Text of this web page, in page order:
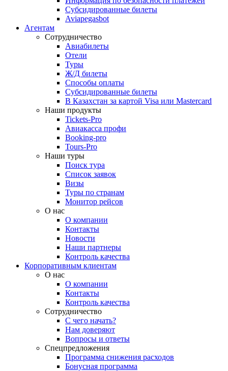
Субсидированные билеты
Aviapegasbot
Агентам
Сотрудничество
Авиабилеты
Отели
Туры
Ж/Д билеты
Способы оплаты
Субсидированные билеты
В Казахстан за картой Visa или Masterсard
Наши продукты
Tickets-Pro
Авиакасса профи
Booking-pro
Tours-Pro
Наши туры
Поиск тура
Список заявок
Визы
Туры по странам
Монитор рейсов
О нас
О компании
Контакты
Новости
Наши партнеры
Контроль качества
Корпоративным клиентам
О нас
О компании
Контакты
Контроль качества
Сотрудничество
С чего начать?
Нам доверяют
Вопросы и ответы
Спецпредложения
Программа снижения расходов
Бонусная программа